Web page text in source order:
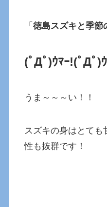
「徳島スズキと季節
(ﾟДﾟ)ｳﾏｰ!(ﾟДﾟ)
うま～～～い！！
スズキの身はとて
性も抜群です！